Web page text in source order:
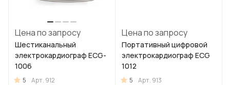
Цена по запросу
Шестиканальный
электрокардиограф ECG-
1006
5 Арт. 912
Цена по запросу
Портативный цифровой
электрокардиограф ECG
1012
5 Арт. 913